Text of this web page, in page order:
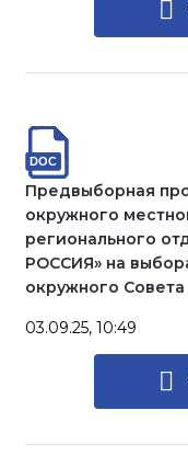
Предвыборная
окружного
регионального
РОССИЯ» на
окружного
03.09.25, 10:49